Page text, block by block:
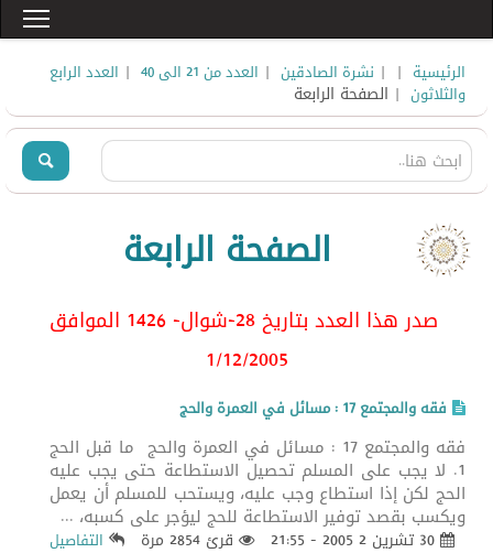
الرئيسية |
| نشرة الصادقين | العدد من 21 الى 40 | العدد الرابع
والثلاثون | الصفحة الرابعة
الصفحة الرابعة
صدر هذا العدد بتاريخ 28-شوال- 1426 الموافق
1/12/2005
فقه والمجتمع 17 : مسائل في العمرة والحج
فقه والمجتمع 17 : مسائل في العمرة والحج ما قبل الحج
1. لا يجب على المسلم تحصيل الاستطاعة حتى يجب عليه
الحج لكن إذا استطاع وجب عليه، ويستحب للمسلم أن يعمل
ويكسب بقصد توفير الاستطاعة للحج ليؤجر على كسبه، ...
قرئ 2854 مرة التفاصيل